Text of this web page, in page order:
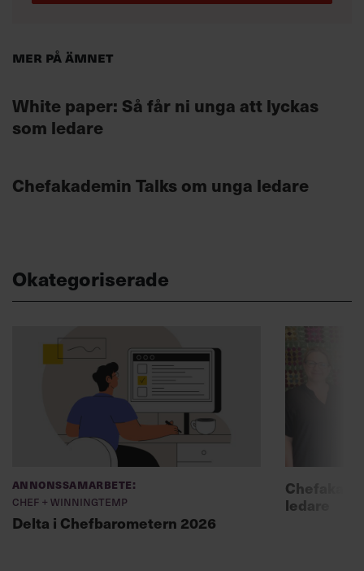
Mer på ämnet
White paper: Så får ni unga att lyckas
som ledare
Chefakademin Talks om unga ledare
Okategoriserade
Annonssamarbete:
Chef + Winningtemp
Delta i Chefbarometern 2026
ledare